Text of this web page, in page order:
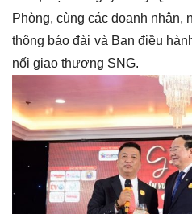
Phòng, cùng các doanh nhân,
thông báo đài và Ban điều
nối giao thương SNG.